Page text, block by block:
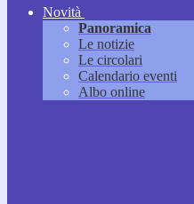
Novità
Panoramica
Le notizie
Le circolari
Calendario eventi
Albo online